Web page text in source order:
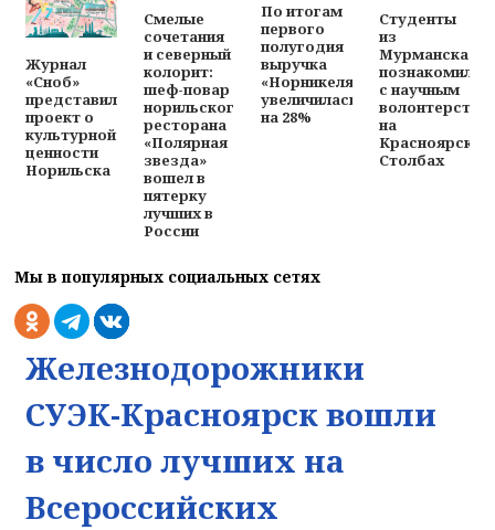
Журнал
«Сноб»
представил
проект о
культурной
ценности
Норильска
Смелые
сочетания
и северный
колорит:
шеф-повар
норильского
ресторана
«Полярная
звезда»
вошел в
пятерку
лучших в
России
По итогам
первого
полугодия
выручка
«Норникеля»
увеличилась
на 28%
Студенты
из
Мурманска
с научным
на
Красноярских
Столбах
Мы в популярных социальных сетях
Железнодорожники
СУЭК-Красноярск вошли
в число лучших на
Всероссийских